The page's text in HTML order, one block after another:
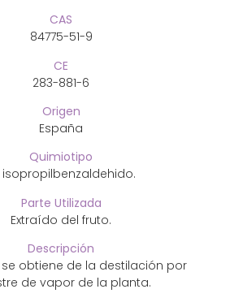
CAS
84775-51-9
CE
283-881-6
Origen
España
Quimiotipo
Parte Utilizada
Extraído del fruto.
Descripción
se obtiene de la destilación por
de vapor de la planta.